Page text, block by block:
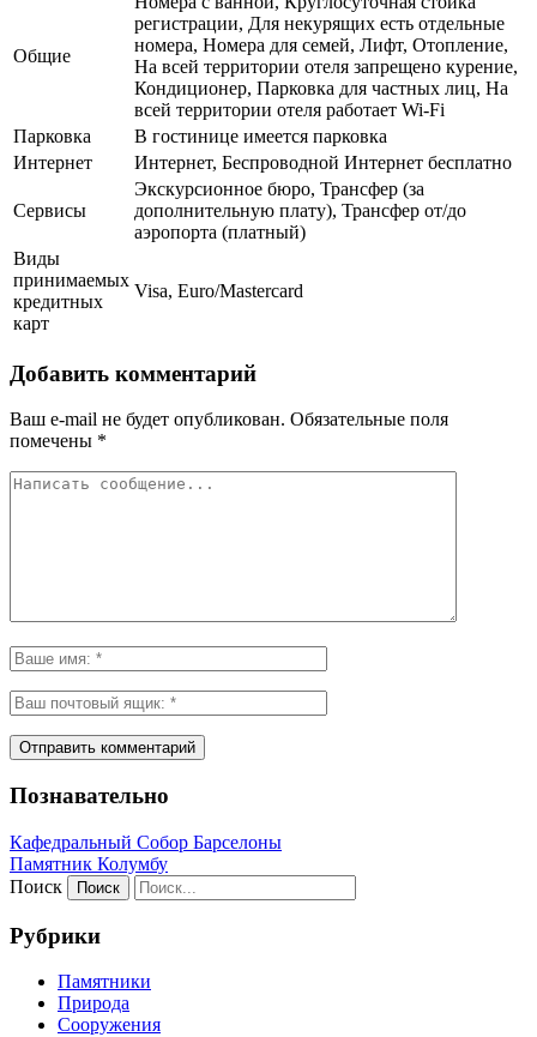
Общие
регистрации, Для некурящих есть отдельные
номера, Номера для семей, Лифт, Отопление,
На всей территории отеля запрещено курение,
Кондиционер, Парковка для частных лиц, На
всей территории отеля работает Wi-Fi
Парковка
В гостинице имеется парковка
Интернет
Интернет, Беспроводной Интернет бесплатно
Сервисы
Экскурсионное бюро, Трансфер (за
дополнительную плату), Трансфер от/до
аэропорта (платный)
Виды
принимаемых
кредитных
карт
Visa, Euro/Mastercard
Добавить комментарий
Ваш e-mail не будет опубликован. Обязательные поля
помечены *
Познавательно
Кафeдрaльный Собор Барселоны
Пaмятник Колумбу
Поиск
Рубрики
Памятники
Природа
Сооружения